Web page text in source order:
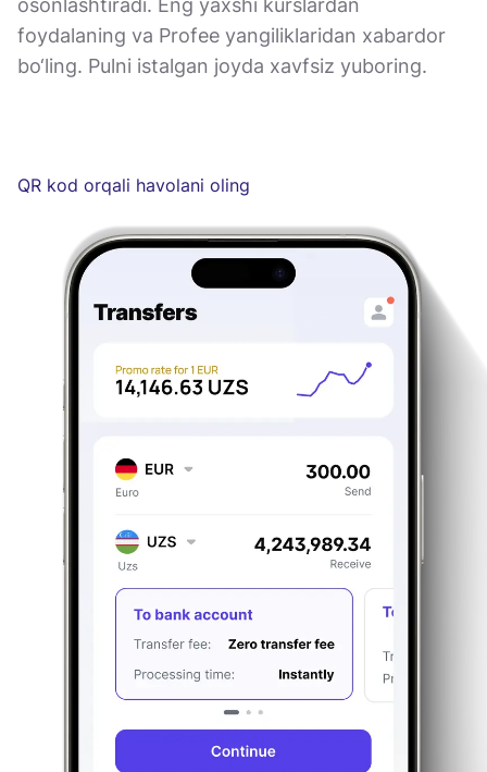
osonlashtiradi. Eng yaxshi kurslardan
foydalaning va Profee yangiliklaridan xabardor
bo‘ling. Pulni istalgan joyda xavfsiz yuboring.
QR kod orqali havolani oling